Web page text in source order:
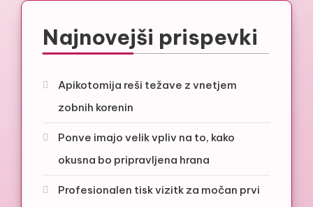
Najnovejši prispevki
Apikotomija reši težave z vnetjem
zobnih korenin
Ponve imajo velik vpliv na to, kako
okusna bo pripravljena hrana
Profesionalen tisk vizitk za močan prvi